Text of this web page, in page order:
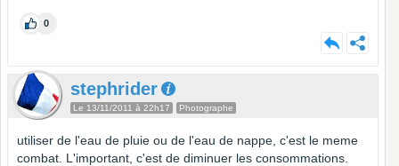
0
stephrider
Le 13/11/2011 à 22h17 Photographe
utiliser de l'eau de pluie ou de l'eau de nappe, c'est le meme
combat. L'important, c'est de diminuer les consommations.